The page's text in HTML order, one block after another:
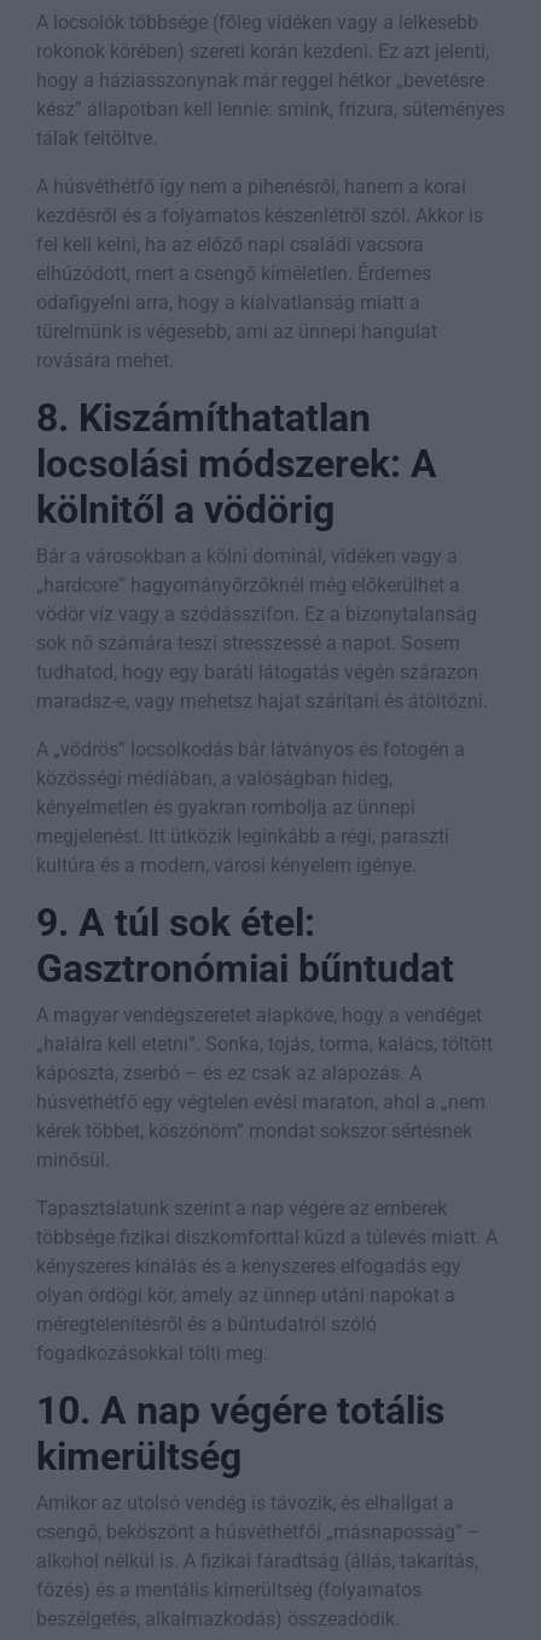
A locsolók többsége (főleg vidéken vagy a lelkesebb
rokonok körében) szereti korán kezdeni. Ez azt jelenti,
hogy a háziasszonynak már reggel hétkor „bevetésre
kész” állapotban kell lennie: smink, frizura, süteményes
tálak feltöltve.
A húsvéthétfő így nem a pihenésről, hanem a korai
kezdésről és a folyamatos készenlétről szól. Akkor is
fel kell kelni, ha az előző napi családi vacsora
elhúzódott, mert a csengő kíméletlen. Érdemes
odafigyelni arra, hogy a kialvatlanság miatt a
türelmünk is végesebb, ami az ünnepi hangulat
rovására mehet.
8. Kiszámíthatatlan
locsolási módszerek: A
kölnitől a vödörig
Bár a városokban a kölni dominál, vidéken vagy a
„hardcore” hagyományőrzőknél még előkerülhet a
vödör víz vagy a szódásszifon. Ez a bizonytalanság
sok nő számára teszi stresszessé a napot. Sosem
tudhatod, hogy egy baráti látogatás végén szárazon
maradsz-e, vagy mehetsz hajat szárítani és átöltözni.
A „vödrös” locsolkodás bár látványos és fotogén a
közösségi médiában, a valóságban hideg,
kényelmetlen és gyakran rombolja az ünnepi
megjelenést. Itt ütközik leginkább a régi, paraszti
kultúra és a modern, városi kényelem igénye.
9. A túl sok étel:
Gasztronómiai bűntudat
A magyar vendégszeretet alapköve, hogy a vendéget
„halálra kell etetni”. Sonka, tojás, torma, kalács, töltött
káposzta, zserbó – és ez csak az alapozás. A
húsvéthétfő egy végtelen evési maraton, ahol a „nem
kérek többet, köszönöm” mondat sokszor sértésnek
minősül.
Tapasztalatunk szerint a nap végére az emberek
többsége fizikai diszkomforttal küzd a túlevés miatt. A
kényszeres kínálás és a kényszeres elfogadás egy
olyan ördögi kör, amely az ünnep utáni napokat a
méregtelenítésről és a bűntudatról szóló
fogadkozásokkal tölti meg.
10. A nap végére totális
kimerültség
Amikor az utolsó vendég is távozik, és elhallgat a
csengő, beköszönt a húsvéthétfői „másnaposság” –
alkohol nélkül is. A fizikai fáradtság (állás, takarítás,
főzés) és a mentális kimerültség (folyamatos
beszélgetés, alkalmazkodás) összeadódik.